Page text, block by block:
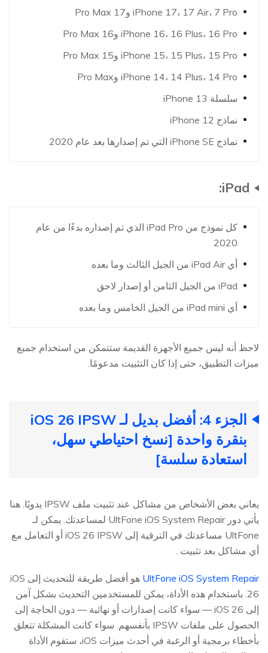
iPhone 17، 17 Air، 7 Pro و17 Pro Max
iPhone 16، 16 Plus، 16 Pro و16 Pro Max
iPhone 15، 15 Plus، 15 Pro و15 Pro Max
iPhone 14، 14 Plus، 14 Pro وPro Max
سلسلة iPhone 13
نماذج iPhone 12
نماذج iPhone SE التي تم إصدارها بعد عام 2020
iPad:
كل نموذج من iPad Pro الذي تم إصداره بدءًا من عام
2020
أي iPad Air من الجيل الثالث وما بعده
iPad من الجيل الثامن أو إصدار لاحق
أي iPad mini من الجيل الخامس وما بعده
لاحظ أنه ليس جميع الأجهزة القديمة ستتمكن من استخدام جميع
ميزات التطبيق، حتى إذا كان التثبيت مدعومًا.
الجزء 4: أفضل بديل لـ iOS 26 IPSW
بنقرة واحدة [نسخ احتياطي سهل،
استعادة سلسة]
يعاني بعض الأشخاص من مشاكل عند تثبيت ملف IPSW يدويًا. هنا
يأتي دور UltFone iOS System Repair لمساعدتك. يمكن لـ
UltFone مساعدتك في الترقية إلى iOS 26 IPSW أو التعامل مع
أي مشاكل بعد تثبيت .
UltFone iOS System Repair
هو أفضل طريقة للتحديث إلى iOS
26. باستخدام هذه الأداة، يمكن للمستخدمين التحديث بشكل آمن
إلى iOS 26 — سواء كانت إصدارات أو نهائية — دون الحاجة إلى
الحصول على ملفات IPSW بأنفسهم. سواء كانت المشكلة تتعلق
بأخطاء برمجية أو الرغبة في أحدث ميزات iOS، ستقوم الأداة